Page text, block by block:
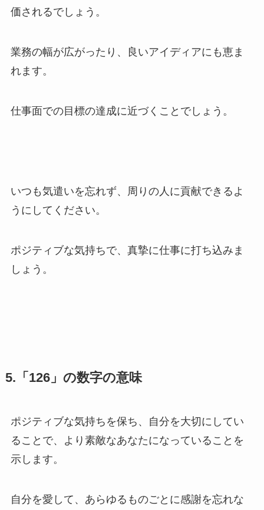
価されるでしょう。
業務の幅が広がったり、良いアイディアにも恵ま
れます。
仕事面での目標の達成に近づくことでしょう。
いつも気遣いを忘れず、周りの人に貢献できるよ
うにしてください。
ポジティブな気持ちで、真摯に仕事に打ち込みま
しょう。
5.「126」の数字の意味
ポジティブな気持ちを保ち、自分を大切にしてい
ることで、より素敵なあなたになっていることを
示します。
自分を愛して、あらゆるものごとに感謝を忘れな